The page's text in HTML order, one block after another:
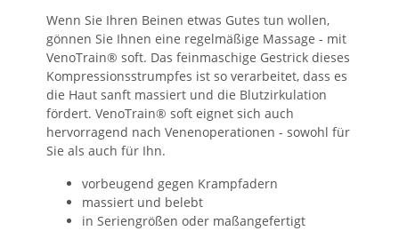
Wenn Sie Ihren Beinen etwas Gutes tun wollen,
gönnen Sie Ihnen eine regelmäßige Massage - mit
VenoTrain® soft. Das feinmaschige Gestrick dieses
Kompressionsstrumpfes ist so verarbeitet, dass es
die Haut sanft massiert und die Blutzirkulation
fördert. VenoTrain® soft eignet sich auch
hervorragend nach Venenoperationen - sowohl für
Sie als auch für Ihn.
vorbeugend gegen Krampfadern
massiert und belebt
in Seriengrößen oder maßangefertigt